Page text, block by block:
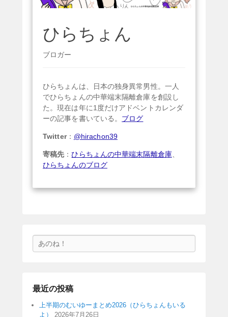
ひらちょん
ブロガー
ひらちょんは、日本の独身異常男性。一人
でひらちょんの中華端末隔離倉庫を創設し
た。現在は年に1度だけアドベントカレンダ
ーの記事を書いている。 ブログ
Twitter： @hirachon39
寄稿先 ：ひらちょんの中華端末隔離倉庫、
ひらちょんのブログ
索
最近の投稿
上半期のむいゆーまとめ2026（ひらちょんもいる
よ）
2026年7月26日